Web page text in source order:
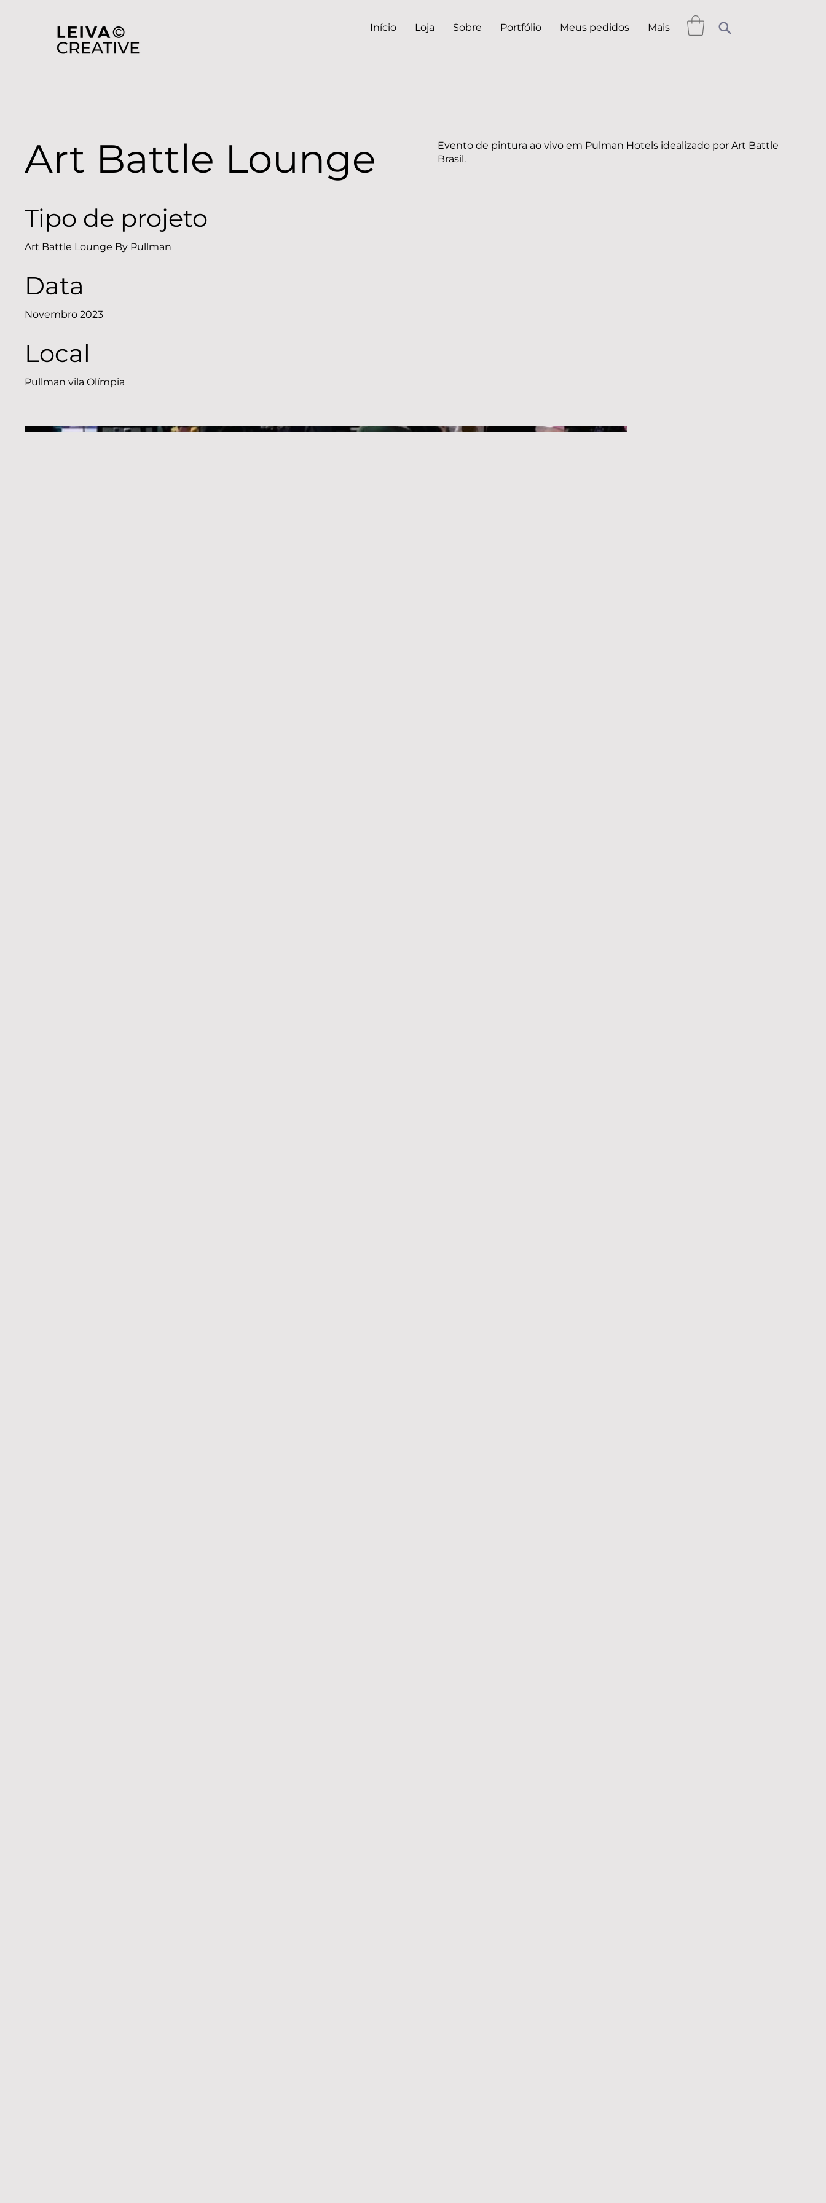
Início Loja Sobre Portfólio Meus pedidos Mais
Art Battle Lounge
Tipo de projeto
Art Battle Lounge By Pullman
Data
Novembro 2023
Local
Pullman vila Olímpia
Evento de pintura ao vivo em Pulman Hotels idealizado por Art Battle
Brasil.